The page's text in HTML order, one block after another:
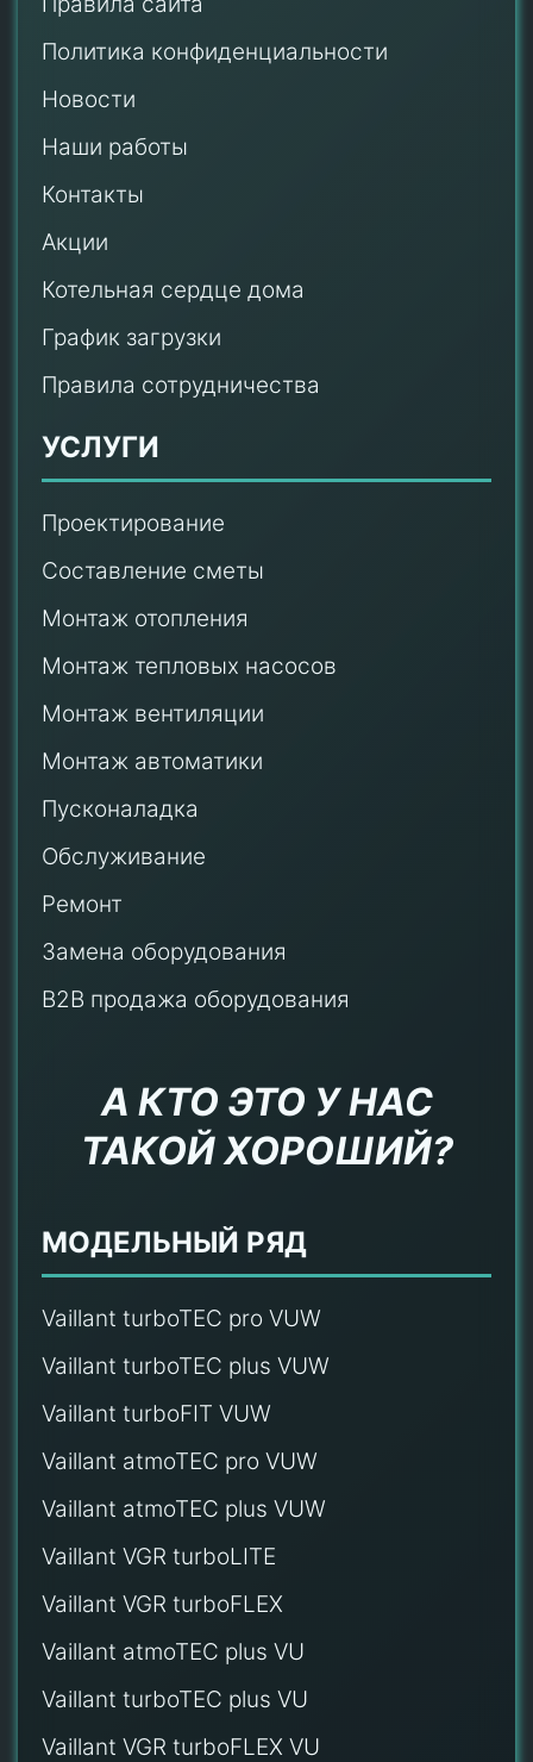
Политика конфиденциальности
Новости
Наши работы
Контакты
Акции
Котельная сердце дома
График загрузки
Правила сотрудничества
УСЛУГИ
Проектирование
Составление сметы
Монтаж отопления
Монтаж тепловых насосов
Монтаж вентиляции
Монтаж автоматики
Пусконаладка
Обслуживание
Ремонт
Замена оборудования
B2B продажа оборудования
А КТО ЭТО У НАС
ТАКОЙ ХОРОШИЙ?
МОДЕЛЬНЫЙ РЯД
Vaillant turboTEC pro VUW
Vaillant turboTEC plus VUW
Vaillant turboFIT VUW
Vaillant atmoTEC pro VUW
Vaillant atmoTEC plus VUW
Vaillant VGR turboLITE
Vaillant VGR turboFLEX
Vaillant atmoTEC plus VU
Vaillant turboTEC plus VU
Vaillant VGR turboFLEX VU